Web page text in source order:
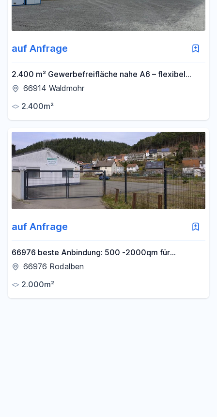
Filter für Fläche zurücksetzen
auf Anfrage
2.400 m² Gewerbefreifläche nahe A6 – flexibel
teilbar – LKW-Zufahrt
66914 Waldmohr
2.400m²
auf Anfrage
66976 beste Anbindung: 500 -2000qm für
Gewerbe / Landw / Forst / Holzhandel / Lager
66976 Rodalben
2.000m²